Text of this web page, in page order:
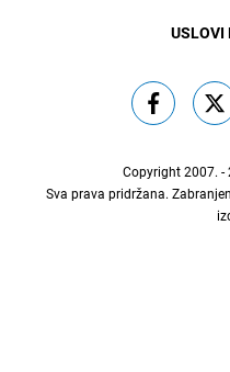
USLOVI
Copyright 2007. -
Sva prava pridržana.